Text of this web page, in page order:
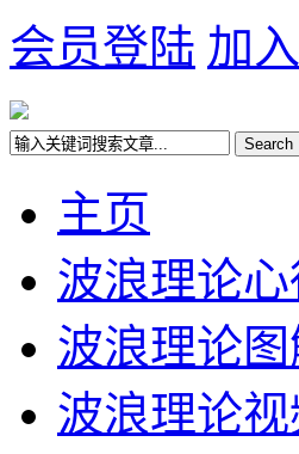
会员登陆 加
主页
波浪理论心
波浪理论图
波浪理论视